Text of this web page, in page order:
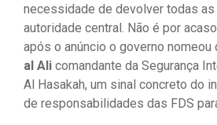
necessidade de devolver todas
autoridade central. Não é por
após o anúncio o governo nomeou
al Ali comandante da Segurança
Al Hasakah, um sinal concreto do
de responsabilidades das FDS